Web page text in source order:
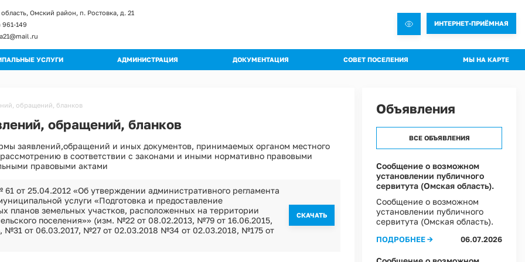
Омский район, п. Ростовка, д. 21
961-149
ИНТЕРНЕТ-ПРИЁМНАЯ
УСЛУГИ
схемы
АДМИНИСТРАЦИЯ
Муниципальные учреждения
Кадровое обеспечение
Вакантные должности
Контактная информация
Перечень мероприятий по улучшению условий охраны труда в Администрации Ростовкинского сельского поселения
Обращения граждан
ДОКУМЕНТАЦИЯ
Публичные слушания
Муниципальное имущество
Программы профилактики рисков
Оценка эффективности муниципальных программ
Устав
СОВЕТ ПОСЕЛЕНИЯ
Проекты Решений совета
Решения Совета
Информация о текущей деятельности Совета
МЫ НА КАРТЕ
обращений, бланков
обращений, бланков
заявлений,обращений и иных документов, принимаемых органом местного
в соответствии с законами и иными нормативно правовыми
правовыми актами
от 25.04.2012 «Об утверждении административного регламента
услуги «Подготовка и предоставление
планов земельных участков, расположенных на территории
поселения»» (изм. №22 от 08.02.2013, №79 от 16.06.2015,
№31 от 06.03.2017, №27 от 02.03.2018 №34 от 02.03.2018, №175 от
CКАЧАТЬ
Объявления
ВСЕ ОБЪЯВЛЕНИЯ
Сообщение о возможном
установлении публичного
сервитута (Омская область).
Сообщение о возможном
установлении публичного
сервитута (Омская область).
ПОДРОБНЕЕ → 06.07.2026